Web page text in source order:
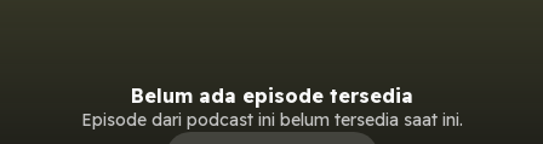
Belum ada episode tersedia
Episode dari podcast ini belum tersedia saat ini.